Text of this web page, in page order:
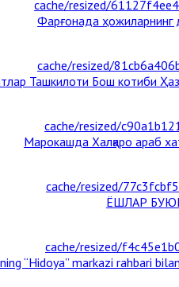
Фарғонада ҳожиларнинг
Ташкилоти Бош котиби
Марокашда Халқаро араб
ЁШЛАР
“Hidoya” markazi rahbari